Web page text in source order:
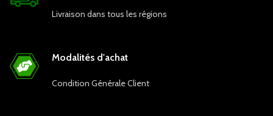
Livraison dans tous les régions
Modalités d'achat
Condition Générale Client